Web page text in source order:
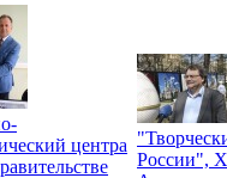
центра
России",